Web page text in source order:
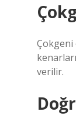
verilir.